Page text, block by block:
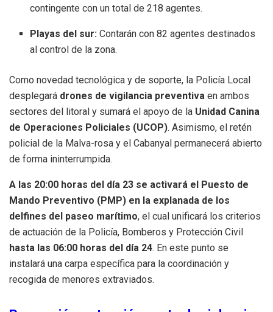
contingente con un total de 218 agentes.
Playas del sur: Contarán con 82 agentes destinados
al control de la zona.
Como novedad tecnológica y de soporte, la Policía Local
desplegará drones de vigilancia preventiva en ambos
sectores del litoral y sumará el apoyo de la Unidad Canina
de Operaciones Policiales (UCOP). Asimismo, el retén
policial de la Malva-rosa y el Cabanyal permanecerá abierto
de forma ininterrumpida.
A las 20:00 horas del día 23 se activará el Puesto de
Mando Preventivo (PMP) en la explanada de los
delfines del paseo marítimo, el cual unificará los criterios
de actuación de la Policía, Bomberos y Protección Civil
hasta las 06:00 horas del día 24. En este punto se
instalará una carpa específica para la coordinación y
recogida de menores extraviados.